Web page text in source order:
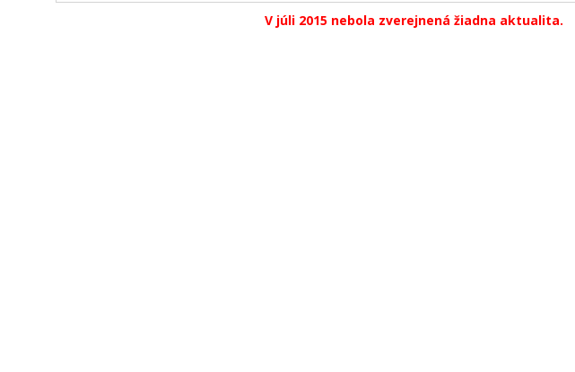
V júli 2015 nebola zverejnená žiadna aktualita.